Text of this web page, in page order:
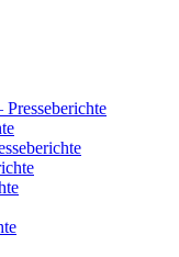
Presseberichte